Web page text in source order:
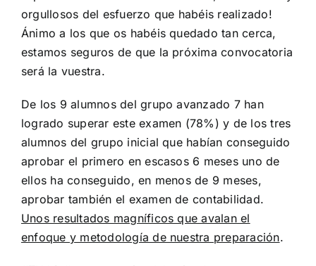
orgullosos del esfuerzo que habéis realizado!
Ánimo a los que os habéis quedado tan cerca,
estamos seguros de que la próxima convocatoria
será la vuestra.
De los 9 alumnos del grupo avanzado 7 han
logrado superar este examen (78%) y de los tres
alumnos del grupo inicial que habían conseguido
aprobar el primero en escasos 6 meses uno de
ellos ha conseguido, en menos de 9 meses,
aprobar también el examen de contabilidad.
Unos resultados magníficos que avalan el
enfoque y metodología de nuestra preparación.